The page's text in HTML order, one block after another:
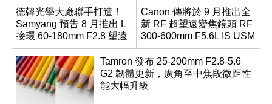
德韓光學大廠聯手打造！
Samyang 預告 8 月推出 L
接環 60-180mm F2.8 望遠
變焦鏡
Canon 傳將於 9 月推出全
新 RF 超望遠變焦鏡頭 RF
300-600mm F5.6L IS USM
Tamron 發布 25-200mm F2.8-5.6
G2 韌體更新，廣角至中焦段微距性
能大幅升級